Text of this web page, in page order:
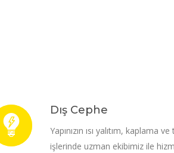
Dış Cephe
Yapınızın ısı yalıtım, kaplama
işlerinde uzman ekibimiz ile